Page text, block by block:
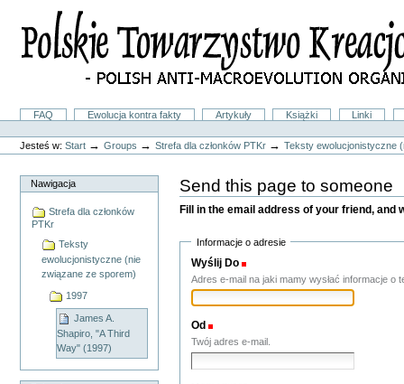
skróty
nawigacji
FAQ Ewolucja kontra fakty Artykuły Książki
Linki
Narzędzia
osobiste
Jesteś w: Start →Groups →Strefa dla członków PTKr →Teksty ewolucjonistyczne
Nawigacja
Strefa dla członków
PTKr
Teksty
ewolucjonistyczne (nie
związane ze sporem)
1997
James A.
Shapiro, "A Third
Way" (1997)
Send this page to someone
Fill in the email address of your friend, and
Informacje o adresie
Wyślij Do
Adres e-mail na jaki mamy wysłać informacje o
Od
Twój adres e-mail.